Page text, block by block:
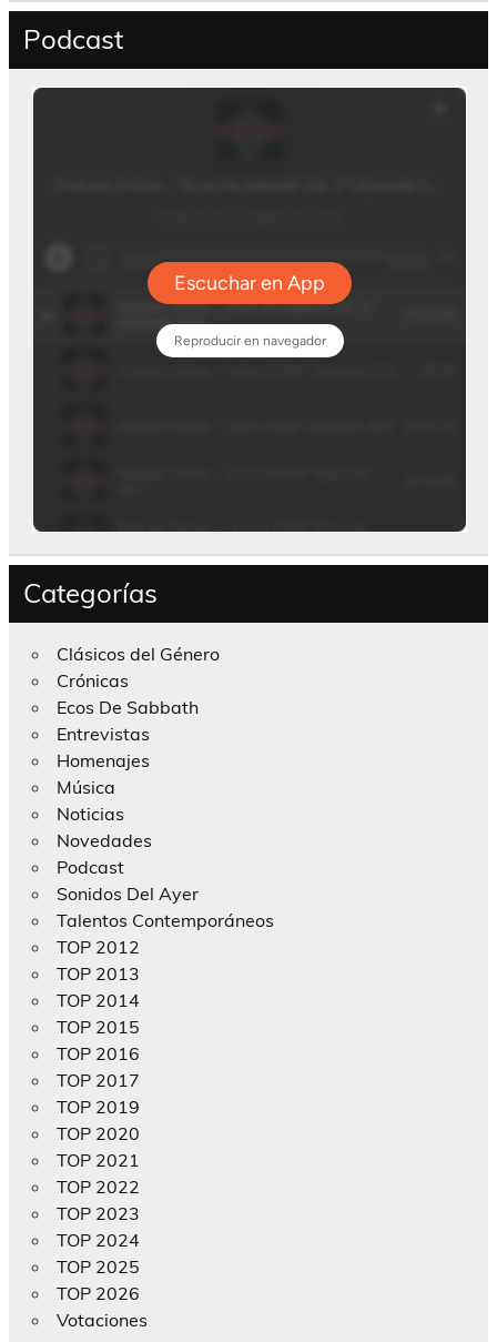
Podcast
Categorías
Clásicos del Género
Crónicas
Ecos De Sabbath
Entrevistas
Homenajes
Música
Noticias
Novedades
Podcast
Sonidos Del Ayer
Talentos Contemporáneos
TOP 2012
TOP 2013
TOP 2014
TOP 2015
TOP 2016
TOP 2017
TOP 2019
TOP 2020
TOP 2021
TOP 2022
TOP 2023
TOP 2024
TOP 2025
TOP 2026
Votaciones